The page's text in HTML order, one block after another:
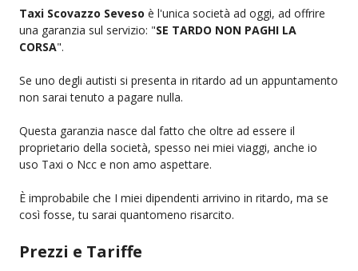
Taxi Scovazzo Seveso è l'unica società ad oggi, ad offrire
una garanzia sul servizio: "SE TARDO NON PAGHI LA
CORSA".
Se uno degli autisti si presenta in ritardo ad un appuntamento
non sarai tenuto a pagare nulla.
Questa garanzia nasce dal fatto che oltre ad essere il
proprietario della società, spesso nei miei viaggi, anche io
uso Taxi o Ncc e non amo aspettare.
È improbabile che I miei dipendenti arrivino in ritardo, ma se
così fosse, tu sarai quantomeno risarcito.
Prezzi e Tariffe